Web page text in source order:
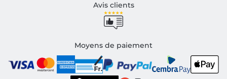
Avis clients
Moyens de paiement